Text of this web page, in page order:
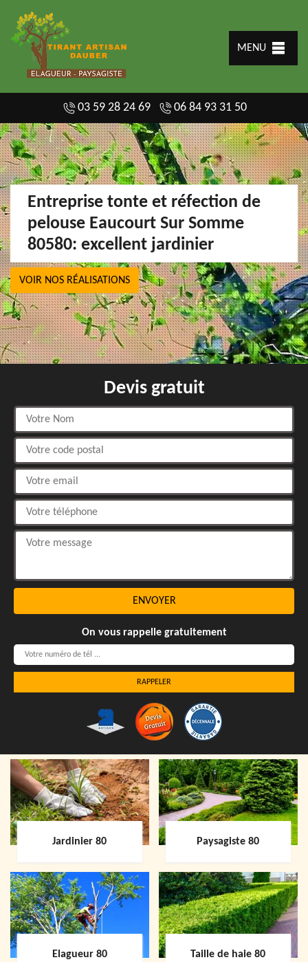
MENU
03 59 28 24 69 06 84 93 31 50
Entreprise tonte et réfection de
pelouse Eaucourt Sur Somme
80580: excellent jardinier
VOIR NOS RÉALISATIONS
Devis gratuit
On vous rappelle gratuitement
Jardinier 80 Paysagiste 80
Elagueur 80 Taille de haie 80